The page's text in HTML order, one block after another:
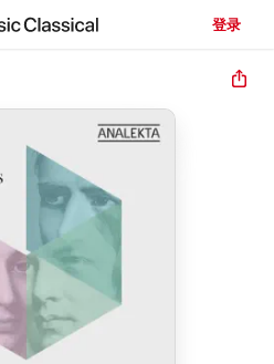
登录